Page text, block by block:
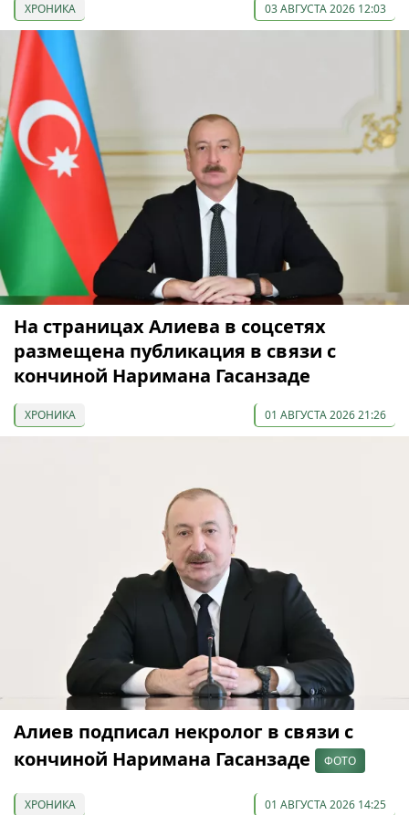
ХРОНИКА 03 АВГУСТА 2026 12:03
На страницах Алиева в соцсетях
размещена публикация в связи с
кончиной Наримана Гасанзаде
ХРОНИКА 01 АВГУСТА 2026 21:26
Алиев подписал некролог в связи с
кончиной Наримана Гасанзаде
ФОТО
ХРОНИКА 01 АВГУСТА 2026 14:25